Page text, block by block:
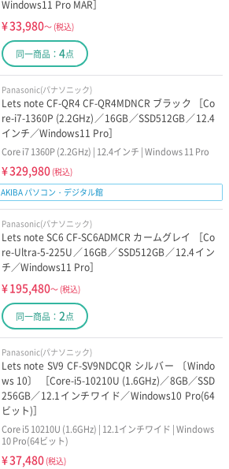
Windows11 Pro MAR］
¥33,980～ (税込)
同一商品： 4点
Panasonic(パナソニック)
Lets note CF-QR4 CF-QR4MDNCR ブラック ［Co
re-i7-1360P (2.2GHz)／16GB／SSD512GB／12.4
インチ／Windows11 Pro］
Core i7 1360P (2.2GHz) | 12.4インチ | Windows 11 Pro
¥329,980 (税込)
AKIBA パソコン・デジタル館
Panasonic(パナソニック)
Lets note SC6 CF-SC6ADMCR カームグレイ ［Co
re-Ultra-5-225U／16GB／SSD512GB／12.4イン
チ／Windows11 Pro］
¥195,480～ (税込)
同一商品： 2点
Panasonic(パナソニック)
Lets note SV9 CF-SV9NDCQR シルバー 〔Windo
ws 10〕 ［Core-i5-10210U (1.6GHz)／8GB／SSD
256GB／12.1インチワイド／Windows10 Pro(64
ビット)］
Core i5 10210U (1.6GHz) | 12.1インチワイド | Windows
10 Pro(64ビット)
¥37,480 (税込)